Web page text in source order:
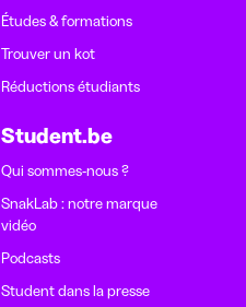
Études & formations
Trouver un kot
Réductions étudiants
Student.be
Qui sommes-nous ?
SnakLab : notre marque
vidéo
Podcasts
Student dans la presse